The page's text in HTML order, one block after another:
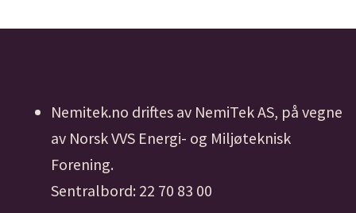
Nemitek.no driftes av NemiTek AS, på vegne
av Norsk VVS Energi- og Miljøteknisk
Forening.
Sentralbord: 22 70 83 00